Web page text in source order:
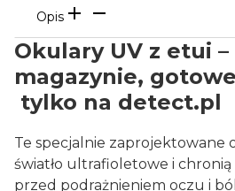
Opis
Okulary UV z etui –
magazynie,
tylko na detect.pl
Te specjalnie zaprojektowane
światło ultrafioletowe i chronią
przed podrażnieniem oczu i